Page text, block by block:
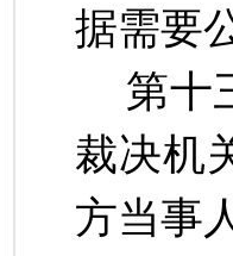
据需要
第十
裁决机
方当事